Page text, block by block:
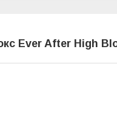
Ever After High